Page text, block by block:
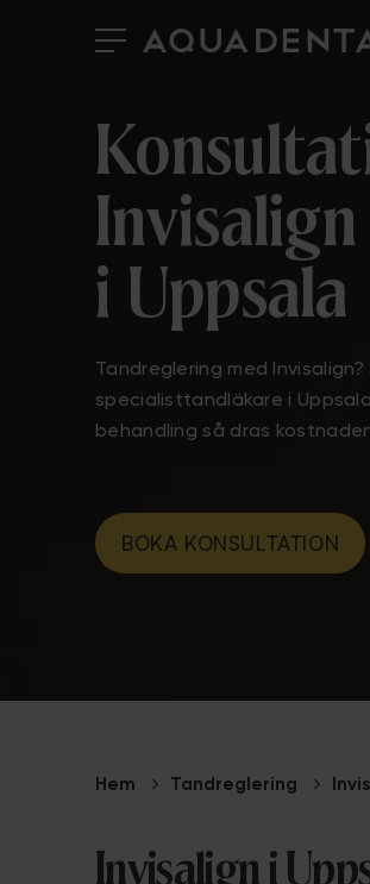
i Uppsala
Tandreglering med Invisalign?
specialisttandläkare i
behandling så dras
BOKA KONSULTATION
Hem Tandreglering
Invisalign i